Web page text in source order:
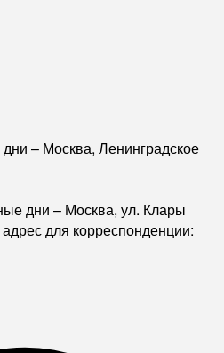
– Москва, Ленинградское
дни – Москва, ул. Клары
для корреспонденции: